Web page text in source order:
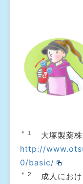
＊１
大塚製薬株
http://
0/basic/
＊２
成人にお